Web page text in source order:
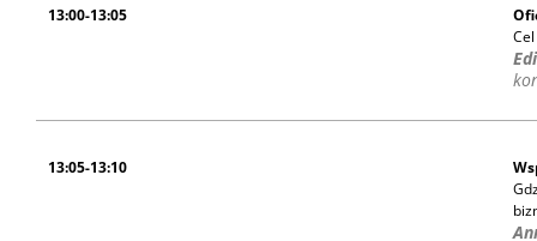
13:00-13:05
13:05-13:10